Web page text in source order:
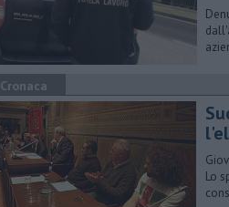
Cronaca
Lo